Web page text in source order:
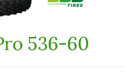
536-60